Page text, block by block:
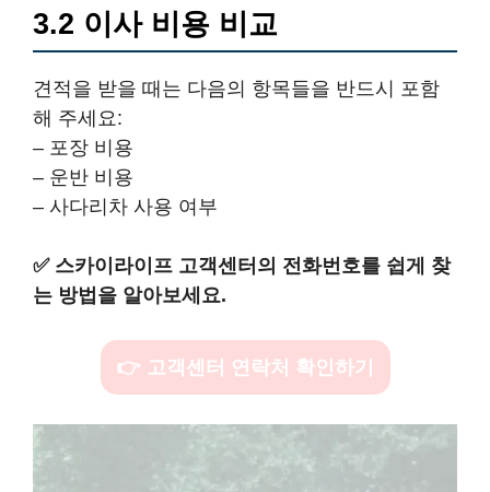
3.2 이사 비용 비교
견적을 받을 때는 다음의 항목들을 반드시 포함
해 주세요:
– 포장 비용
– 운반 비용
– 사다리차 사용 여부
✅ 스카이라이프 고객센터의 전화번호를 쉽게 찾
는 방법을 알아보세요.
👉 고객센터 연락처 확인하기